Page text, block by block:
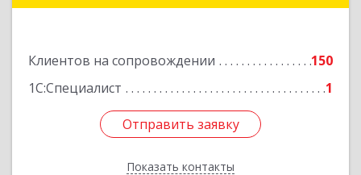
Клиентов на сопровождении
150
1С:Специалист
1
Отправить заявку
Показать контакты
Подробнее
Отправить заявку
Назад